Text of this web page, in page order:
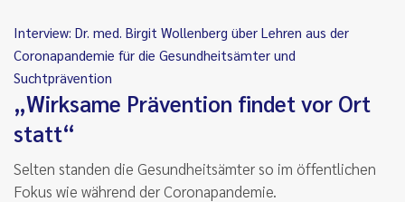
Interview: Dr. med. Birgit Wollenberg über Lehren aus der
Coronapandemie für die Gesundheitsämter und
Suchtprävention
„Wirksame Prävention findet vor Ort
statt“
Selten standen die Gesundheitsämter so im öffentlichen
Fokus wie während der Coronapandemie.